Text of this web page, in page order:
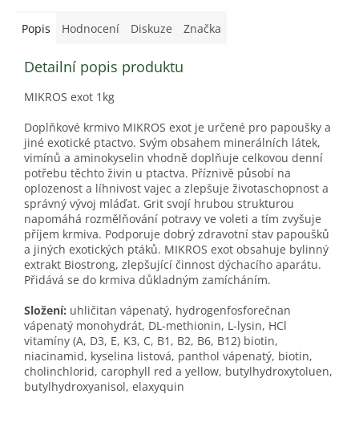
Popis Hodnocení Diskuze Značka
Detailní popis produktu
MIKROS exot 1kg
Doplňkové krmivo MIKROS exot je určené pro papoušky a
jiné exotické ptactvo. Svým obsahem minerálních látek,
vimínů a aminokyselin vhodně doplňuje celkovou denní
potřebu těchto živin u ptactva. Příznivě působí na
oplozenost a líhnivost vajec a zlepšuje životaschopnost a
správný vývoj mláďat. Grit svojí hrubou strukturou
napomáhá rozmělňování potravy ve voleti a tím zvyšuje
příjem krmiva. Podporuje dobrý zdravotní stav papoušků
a jiných exotických ptáků. MIKROS exot obsahuje bylinný
extrakt Biostrong, zlepšující činnost dýchacího aparátu.
Přidává se do krmiva důkladným zamícháním.
Složení: uhličitan vápenatý, hydrogenfosforečnan
vápenatý monohydrát, DL-methionin, L-lysin, HCl
vitamíny (A, D3, E, K3, C, B1, B2, B6, B12) biotin,
niacinamid, kyselina listová, panthol vápenatý, biotin,
cholinchlorid, carophyll red a yellow, butylhydroxytoluen,
butylhydroxyanisol, elaxyquin